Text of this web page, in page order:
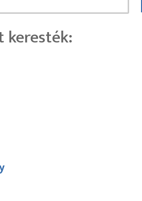
keresték: